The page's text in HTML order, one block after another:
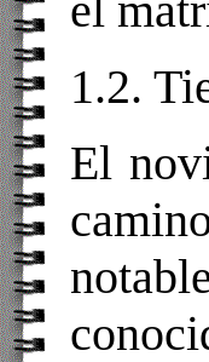
1.2.
El